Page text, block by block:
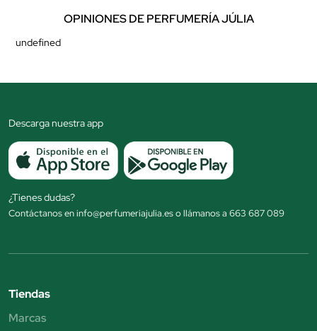
OPINIONES DE PERFUMERÍA JÚLIA
undefined
Descarga nuestra app
¿Tienes dudas?
Contáctanos en info@perfumeriajulia.es o llámanos a 663 687 089
Tiendas
Marcas